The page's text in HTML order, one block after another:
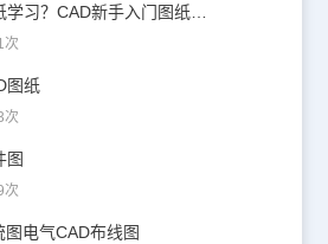
CAD机械入门图纸学习？CAD新手入门图纸练习
图纸
图
电气CAD布线图